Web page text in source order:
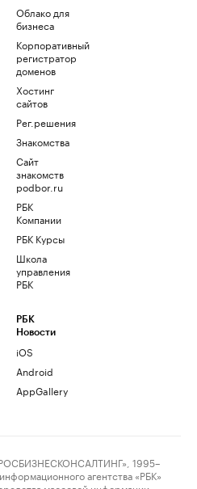
Облако для
бизнеса
Корпоративный
регистратор
доменов
Хостинг
сайтов
Рег.решения
Знакомства
Сайт
знакомств
podbor.ru
РБК
Компании
РБК Курсы
Школа
управления
РБК
РБК
Новости
iOS
Android
AppGallery
1995–
агентства «РБК»